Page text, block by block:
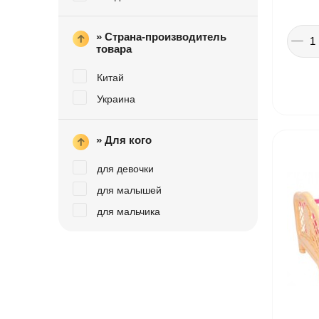
Подарки для детей
» Страна-производитель
товара
Китай
Украина
» Для кого
для девочки
для малышей
для мальчика